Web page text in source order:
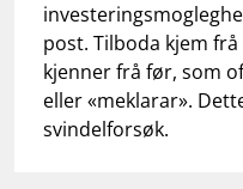
post. Tilboda kjem
kjenner frå før, som
eller «meklarar».
svindelforsøk.